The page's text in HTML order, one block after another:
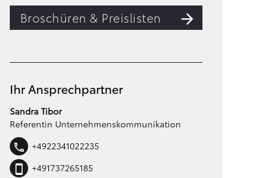
Broschüren & Preislisten
Ihr Ansprechpartner
Sandra Tibor
Referentin Unternehmenskommunikation
+4922341022235
+491737265185